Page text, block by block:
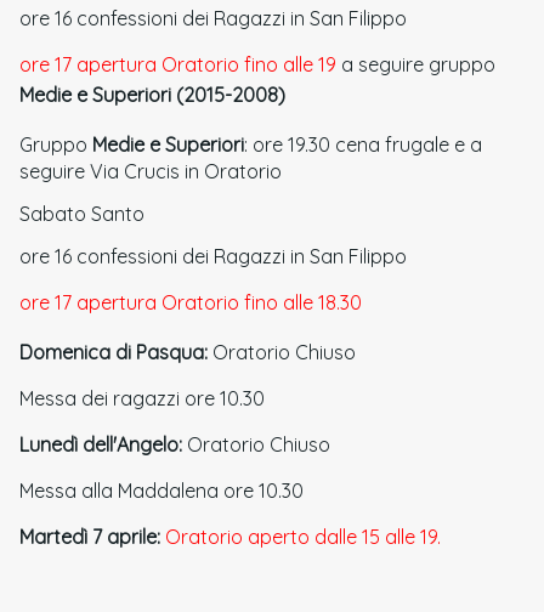
ore 16 confessioni dei Ragazzi in San Filippo
ore 17 apertura Oratorio fino alle 19 a seguire gruppo
Medie e Superiori (2015-2008)
Gruppo Medie e Superiori: ore 19.30 cena frugale e a
seguire Via Crucis in Oratorio
Sabato Santo
ore 16 confessioni dei Ragazzi in San Filippo
ore 17 apertura Oratorio fino alle 18.30
Domenica di Pasqua: Oratorio Chiuso
Messa dei ragazzi ore 10.30
Lunedì dell'Angelo: Oratorio Chiuso
Messa alla Maddalena ore 10.30
Martedì 7 aprile: Oratorio aperto dalle 15 alle 19.